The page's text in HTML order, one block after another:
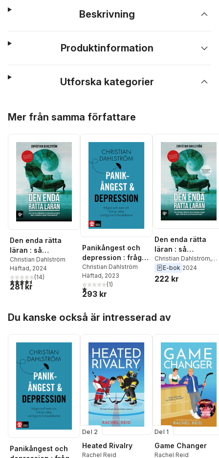
Beskrivning
Produktinformation
Utforska kategorier
Mer från samma författare
Den enda rätta
läran : så
förblindade
psykoanalysen det
svenska
rättsväsendet
Christian Dahlström
Häftad, 2024
4,5utav 5 stjärnor. Totalt antal röster:
(14)
281 kr
Panikångest och
depression : frågor
och svar om två av
våra vanligaste
folksjukdomar
Christian Dahlström
Häftad, 2023
1,0utav 5 stjärnor. Totalt antal röster:
(1)
293 kr
Den enda rätta
läran : så
förblindade
psykoanalysen
svenska
Christian Dahlström,
Malin Roca Ahlgren
E-bok 2024
222 kr
Du kanske också är intresserad av
Panikångest och
Del 2
Heated Rivalry
Rachel Reid
Del 1
Game Changer
Rachel Reid